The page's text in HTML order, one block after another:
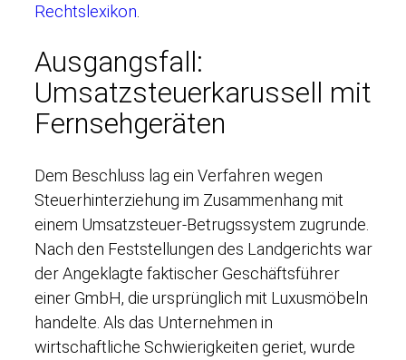
Rechtslexikon
Ausgangsfall:
Umsatzsteuerkarussell mit
Fernsehgeräten
Dem Beschluss lag ein Verfahren wegen
Steuerhinterziehung im Zusammenhang mit
einem Umsatzsteuer-Betrugssystem zugrunde.
Nach den Feststellungen des Landgerichts war
der Angeklagte faktischer Geschäftsführer
einer GmbH, die ursprünglich mit Luxusmöbeln
handelte. Als das Unternehmen in
wirtschaftliche Schwierigkeiten geriet, wurde